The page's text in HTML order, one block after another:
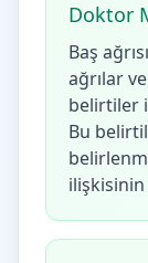
Doktor
Baş
ağrılar
belirtiler
Bu